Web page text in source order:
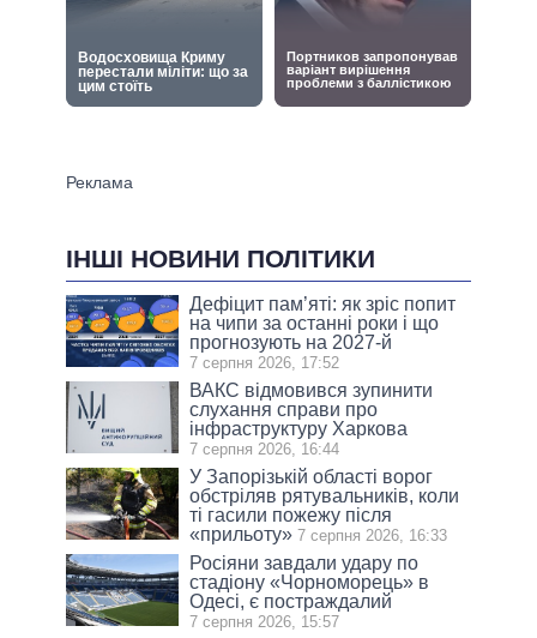
ІНШІ НОВИНИ ПОЛІТИКИ
Дефіцит пам’яті: як зріс попит
на чипи за останні роки і що
прогнозують на 2027-й
7 серпня 2026, 17:52
ВАКС відмовився зупинити
слухання справи про
інфраструктуру Харкова
7 серпня 2026, 16:44
У Запорізькій області ворог
обстріляв рятувальників, коли
ті гасили пожежу після
«прильоту» 7 серпня 2026, 16:33
Росіяни завдали удару по
стадіону «Чорноморець» в
Одесі, є постраждалий
7 серпня 2026, 15:57